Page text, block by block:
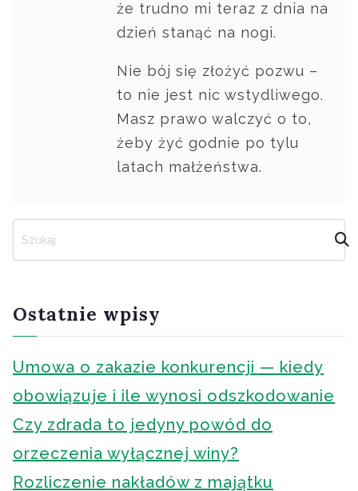
że trudno mi teraz z dnia na
dzień stanąć na nogi.
Nie bój się złożyć pozwu –
to nie jest nic wstydliwego.
Masz prawo walczyć o to,
żeby żyć godnie po tylu
latach małżeństwa.
a
Ostatnie wpisy
Umowa o zakazie konkurencji — kiedy
obowiązuje i ile wynosi odszkodowanie
Czy zdrada to jedyny powód do
orzeczenia wyłącznej winy?
Rozliczenie nakładów z majątku